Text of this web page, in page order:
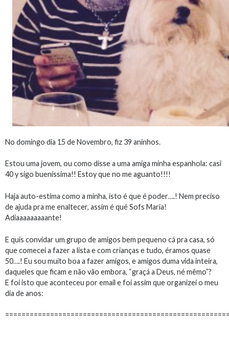
No domingo dia 15 de Novembro, fiz 39 aninhos.
Estou uma jovem, ou como disse a uma amiga minha espanhola: casi
40 y sigo bueníssima!! Estoy que no me aguanto!!!!
Haja auto-estima como a minha, isto é que é poder….! Nem preciso
de ajuda pra me enaltecer, assim é qué Sofs Maria!
Adiaaaaaaaaante!
E quis convidar um grupo de amigos bem pequeno cá pra casa, só
que comecei a fazer a lista e com crianças e tudo, éramos quase
50….! Eu sou muito boa a fazer amigos, e amigos duma vida inteira,
daqueles que ficam e não vão embora, “graçá a Deus, né mêmo”?
E foi isto que aconteceu por email e foi assim que organizei o meu
dia de anos: